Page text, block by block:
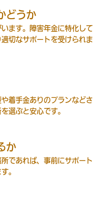
どうか
ます。障害年金に特化して
切なサポートを受けられま
着手金ありのプランなどさ
選ぶと安心です。
か
であれば、事前にサポート
。